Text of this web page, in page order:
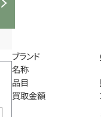
ブランド
名称
品目
買取金額